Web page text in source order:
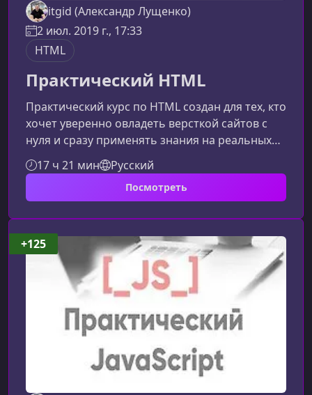
itgid (Александр Лущенко)
2 июл. 2019 г., 17:33
HTML
Практический HTML
Практический курс по HTML создан для тех, кто
хочет уверенно овладеть версткой сайтов с
нуля и сразу применять знания на реальных
проектах. В процессе обучения вы будете не
просто изучать теги и стили, а создавать
полноценные страницы, работать с макетами,
адаптивной верстки.Что включает
курсОбучение разделено на две части:
практическая верстка интернет-магазина и
создание одностраничного сайта, дополненны
17 ч 21 мин Русский
Посмотреть
+125